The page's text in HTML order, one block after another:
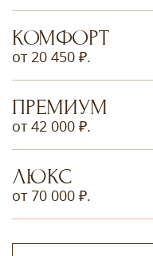
КОМФОРТ
от 20 450 ₽.
ПРЕМИУМ
от 42 000 ₽.
ЛЮКС
от 70 000 ₽.